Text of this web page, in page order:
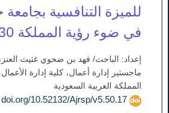
للميزة التنافسية
في ضوء رؤية المملكة 2030
إعداد: الباحث/ فهد بن ضحوي غثيث
ماجستير إدارة أعمال، كلية إدارة
المملكة العربية السعودية
doi.org/10.52132/Ajrsp/v5.50.17